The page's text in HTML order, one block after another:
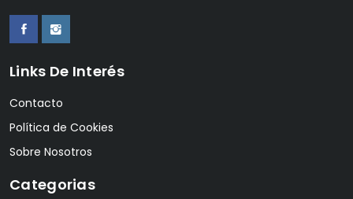
Links De Interés
Contacto
Política de Cookies
Sobre Nosotros
Categorias